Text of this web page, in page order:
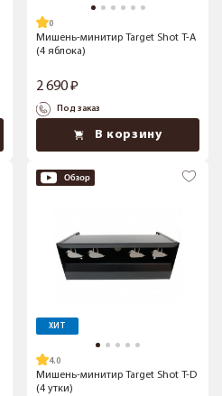
Мишень-минитир Target Shot T-A
(4 яблока)
2 690
Под заказ
В корзину
ХИТ
4.0
Мишень-минитир Target Shot T-D
(4 утки)